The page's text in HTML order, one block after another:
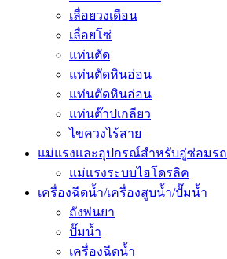
เลื่อยวงเดือน
เลื่อยโซ่
แท่นตัด
แท่นตัดหินอ่อน
แท่นตัดหินอ่อน
แท่นต๊าปเกลียว
ไขควงไร้สาย
แม่แรงและอุปกรณ์สำหรับอู่ซ่อมรถ
แม่แรงระบบไฮโดรลิค
เครื่องฉีดน้ำ/เครื่องสูบน้ำ/ปั๊มน้ำ
ถังพ่นยา
ปั๊มน้ำ
เครื่องฉีดน้ำ